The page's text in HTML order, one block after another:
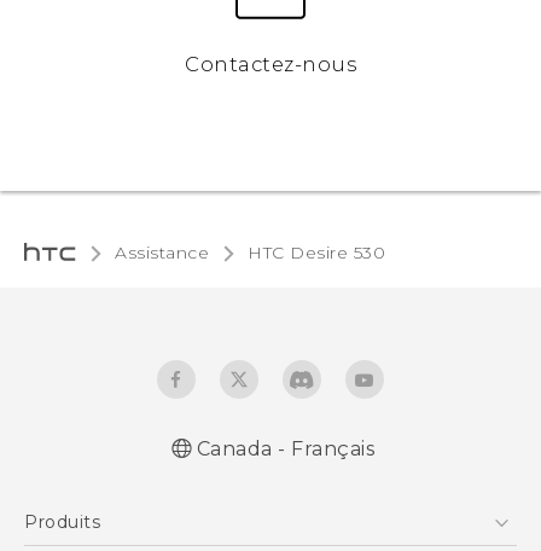
Contactez-nous
Assistance HTC Desire 530‎
Canada - Français
Produits